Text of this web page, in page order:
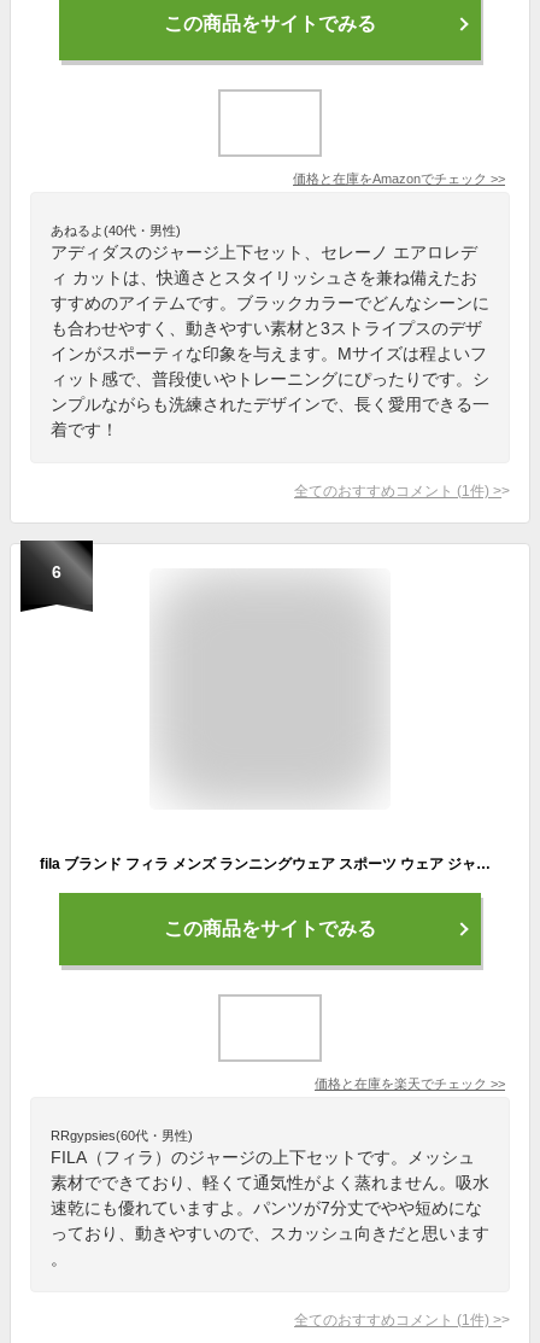
この商品をサイトでみる
価格と在庫をAmazonでチェック >>
あねるよ(40代・男性)
アディダスのジャージ上下セット、セレーノ エアロレデ
ィ カットは、快適さとスタイリッシュさを兼ね備えたお
すすめのアイテムです。ブラックカラーでどんなシーンに
も合わせやすく、動きやすい素材と3ストライプスのデザ
インがスポーティな印象を与えます。Mサイズは程よいフ
ィット感で、普段使いやトレーニングにぴったりです。シ
ンプルながらも洗練されたデザインで、長く愛用できる一
着です！
全てのおすすめコメント (1 件) >
6
fila ブランド フィラ メンズ ランニングウェア スポーツ ウェア ジャージ メンズ 上下 ジャージ上 7分丈 ジャージパンツ クロップドパンツ メッシュ 吸水速乾 切り替え ロゴ バイカラー 半袖 オシャレ メンズ 夏 ウエストシー westsea
この商品をサイトでみる
価格と在庫を楽天でチェック >>
RRgypsies(60代・男性)
FILA（フィラ）のジャージの上下セットです。メッシュ
素材でできており、軽くて通気性がよく蒸れません。吸水
速乾にも優れていますよ。パンツが7分丈でやや短めにな
っており、動きやすいので、スカッシュ向きだと思います
。
全てのおすすめコメント (1 件) >